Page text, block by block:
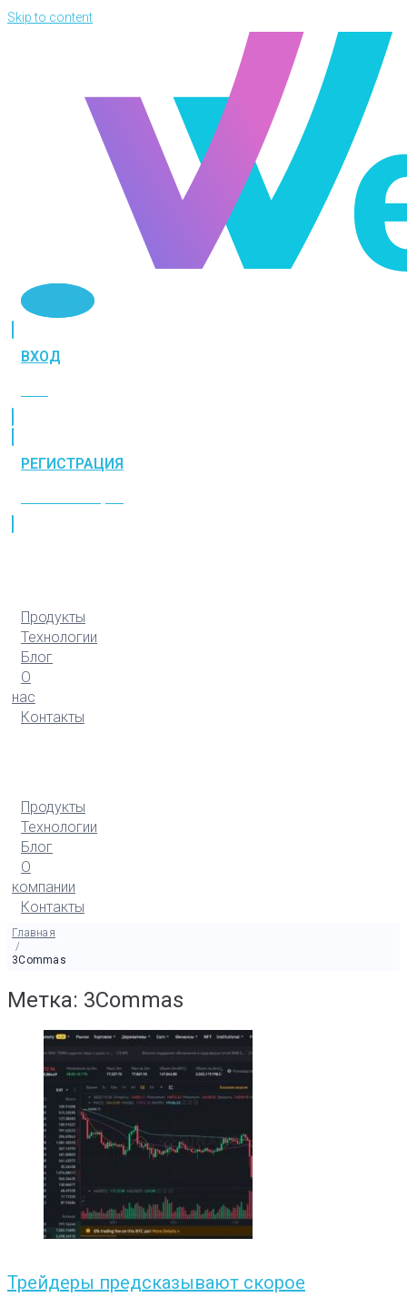
Skip to content
ВХОД
РЕГИСТРАЦИЯ
Продукты
Технологии
Блог
О
нас
Контакты
Продукты
Технологии
Блог
О
компании
Контакты
Главная
/
3Commas
Метка: 3Commas
Трейдеры предсказывают скорое